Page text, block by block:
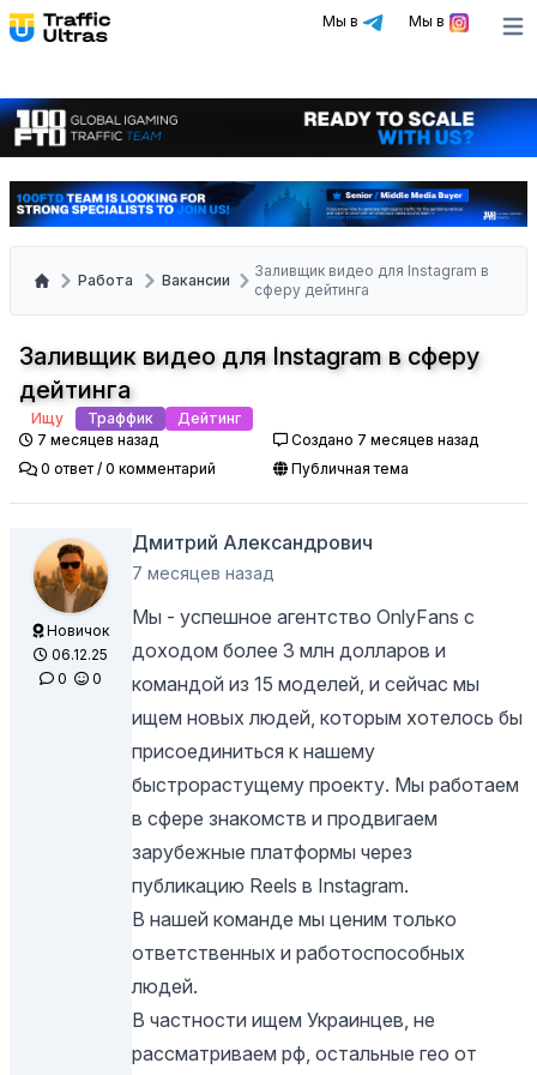
Мы в Мы в
Работа Вакансии
Заливщик видео для Instagram в
сферу дейтинга
Заливщик видео для Instagram в сферу
дейтинга
Ищу Траффик
Дейтинг
7 месяцев назад
Создано 7 месяцев назад
0 ответ / 0 комментарий
Публичная тема
Новичок
06.12.25
0
0
Дмитрий Александрович
7 месяцев назад
Мы - успешное агентство OnlyFans с
доходом более 3 млн долларов и
командой из 15 моделей, и сейчас мы
ищем новых людей, которым хотелось бы
присоединиться к нашему
быстрорастущему проекту. Мы работаем
в сфере знакомств и продвигаем
зарубежные платформы через
публикацию Reels в Instagram.
В нашей команде мы ценим только
ответственных и работоспособных
людей.
В частности ищем Украинцев, не
рассматриваем рф, остальные гео от